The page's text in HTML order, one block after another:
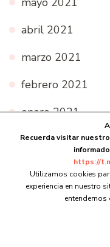
abril 2021
marzo 2021
febrero 2021
enero 2021
diciembre 2020
noviembre 2020
octubre 2020
Recuerda visitar
https://
Utilizamos cookies
experiencia en nuestro
entendemos